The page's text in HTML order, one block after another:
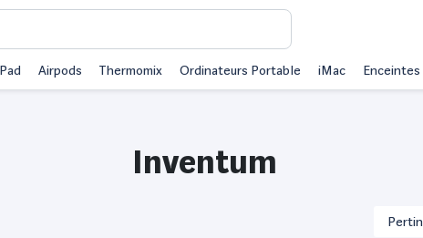
Airpods Thermomix Ordinateurs Portable iMac Enceintes
Inventum